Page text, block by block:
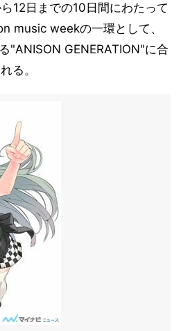
12日までの10日間にわたって
music weekの一環として、
"ANISON GENERATION"に合
る。